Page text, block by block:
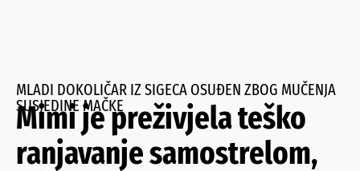
MLADI DOKOLIČAR IZ SIGECA OSUĐEN ZBOG MUČENJA
SUSJEDINE MAČKE
Mimi je preživjela teško
ranjavanje samostrelom,